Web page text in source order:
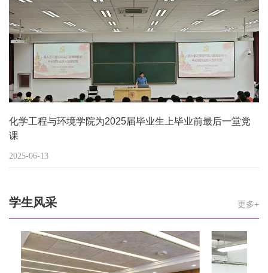
化学工程与环境学院为2025届毕业生上毕业前最后一堂党
课
2025-06-13
更多+
学生风采